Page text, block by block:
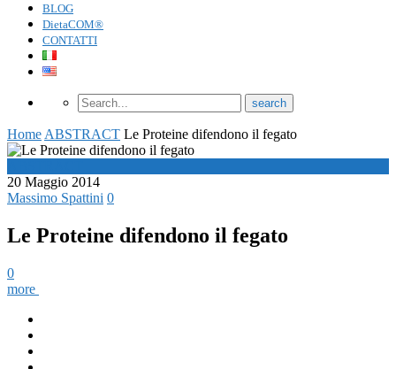
BLOG
DietaCOM®
CONTATTI
Home ABSTRACT Le Proteine difendono il fegato
20 Maggio 2014
Massimo Spattini 0
Le Proteine difendono il fegato
0
more